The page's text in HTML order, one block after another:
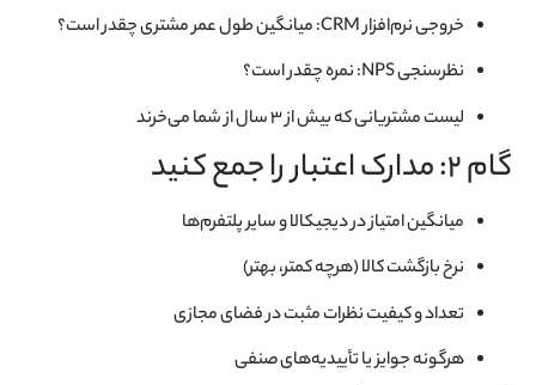
خروجی نرم‌افزار CRM: میانگین طول عمر مشتری چقدر است؟
نظرسنجی NPS: نمره چقدر است؟
لیست مشتریانی که بیش از ۳ سال از شما می‌خرند
گام ۲: مدارک اعتبار را جمع کنید
میانگین امتیاز در دیجیکالا و سایر پلتفرم‌ها
نرخ بازگشت کالا (هرچه کمتر، بهتر)
تعداد و کیفیت نظرات مثبت در فضای مجازی
هرگونه جوایز یا تأییدیه‌های صنفی